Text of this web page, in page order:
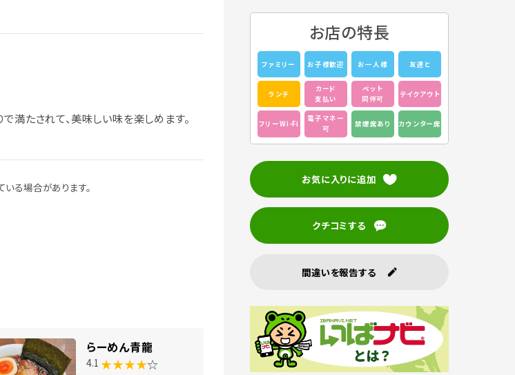
満たされて、美味しい味を楽しめます。
る場合があります。
らーめん青龍
4.1 ★★★★☆
お店の特長
ファミリー お子様歓迎 お一人様 友達と
ランチ
カード
支払い
ペット
同伴可
テイクアウト
フリーWi-Fi
電子マネー
可
禁煙席あり カウンター席
お気に入りに追加
クチコミする
間違いを報告する